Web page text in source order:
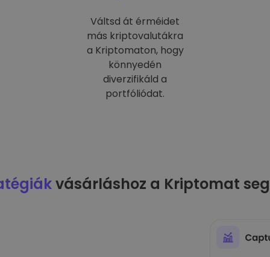
Váltsd át érméidet
más kriptovalutákra
a Kriptomaton, hogy
könnyedén
diverzifikáld a
portfóliódat.
vásárláshoz a Kriptomat